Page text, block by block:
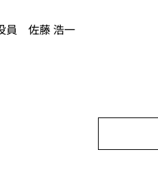
員 佐藤 浩一